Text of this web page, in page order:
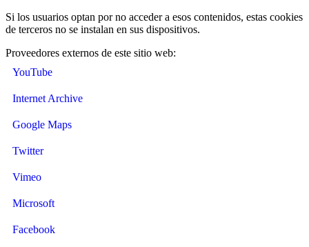
Si los usuarios optan por no acceder a esos contenidos, estas cookies
de terceros no se instalan en sus dispositivos.
Proveedores externos de este sitio web:
YouTube
Internet Archive
Google Maps
Twitter
Vimeo
Microsoft
Facebook